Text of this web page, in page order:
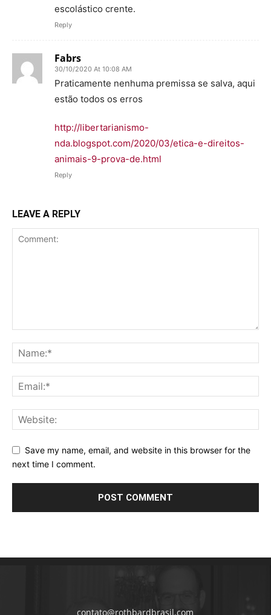
escolástico crente.
Reply
Fabrs
30/10/2020 At 10:08 AM
Praticamente nenhuma premissa se salva, aqui
estão todos os erros
http://libertarianismo-
nda.blogspot.com/2020/03/etica-e-direitos-
animais-9-prova-de.html
Reply
LEAVE A REPLY
Save my name, email, and website in this browser for the
next time I comment.
contato@rothbardbrasil.com